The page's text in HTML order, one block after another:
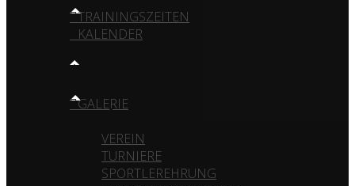
TRAININGSZEITEN
KALENDER
MEDIA
GALERIE
VEREIN
TURNIERE
SPORTLEREHRUNG